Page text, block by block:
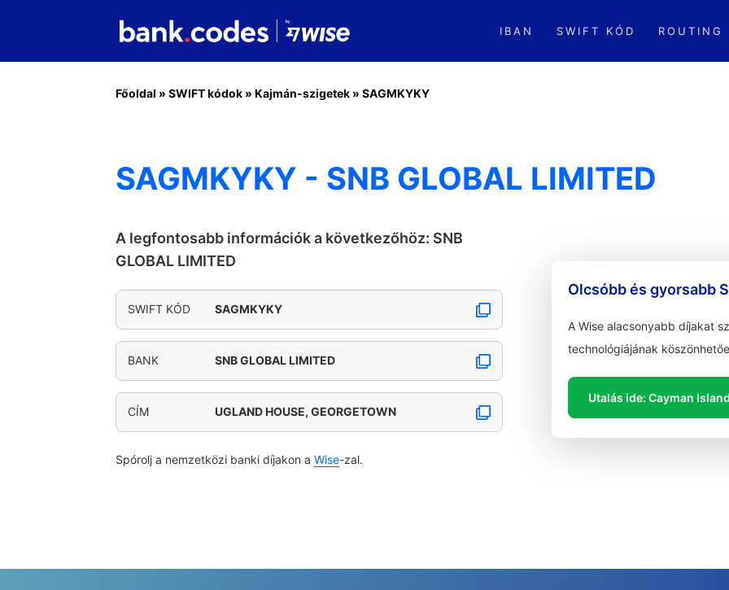
IBAN SWIFT KÓD ROUTING
Főoldal » SWIFT kódok » Kajmán-szigetek » SAGMKYKY
SAGMKYKY - SNB GLOBAL LIMITED
A legfontosabb információk a következőhöz: SNB
GLOBAL LIMITED
SWIFT KÓD SAGMKYKY
BANK SNB GLOBAL LIMITED
CÍM UGLAND HOUSE, GEORGETOWN
Spórolj a nemzetközi banki díjakon a Wise-zal.
Olcsóbb és gyorsabb
A Wise alacsonyabb díjakat
technológiájának
Utalás ide: Cayman